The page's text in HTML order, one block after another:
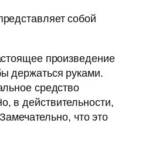
собой
произведение
держаться руками.
средство
в действительности,
что это